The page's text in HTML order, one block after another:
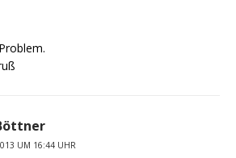
UM 16:44 UHR